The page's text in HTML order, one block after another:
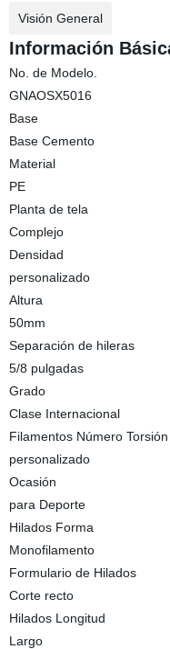
Visión General
Información
No. de Modelo.
GNAOSX5016
Base
Base Cemento
Material
PE
Planta de tela
Complejo
Densidad
personalizado
Altura
50mm
Separación de hileras
5/8 pulgadas
Grado
Clase Internacional
Filamentos Número Torsión
personalizado
Ocasión
para Deporte
Hilados Forma
Monofilamento
Formulario de Hilados
Corte recto
Hilados Longitud
Largo